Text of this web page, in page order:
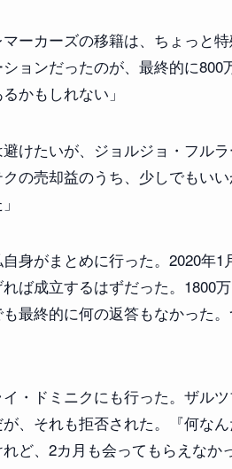
マーカーズの移籍は、ちょっと
ョンだったのが、最終的に
かもしれない」
避けたいが、ジョルジョ・フル
の売却益のうち、少しでもい
自身がまとめに行った。2020年
ば成立するはずだった。1800
最終的に何の返答もなかった
イ・ドミニクにも行った。ザル
、それも拒否された。『何な
ど、2カ月も会ってもらえな